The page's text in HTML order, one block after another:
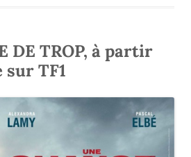
DE TROP, à partir
sur TF1